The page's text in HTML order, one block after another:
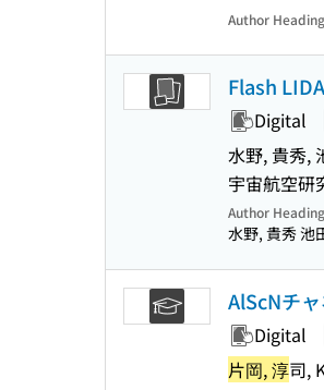
Author Heading
Flash
Digital
水野, 貴秀,
宇宙航空研
Author Heading
水野, 貴秀 池
AlScNチ
Digital
片岡, 淳司,